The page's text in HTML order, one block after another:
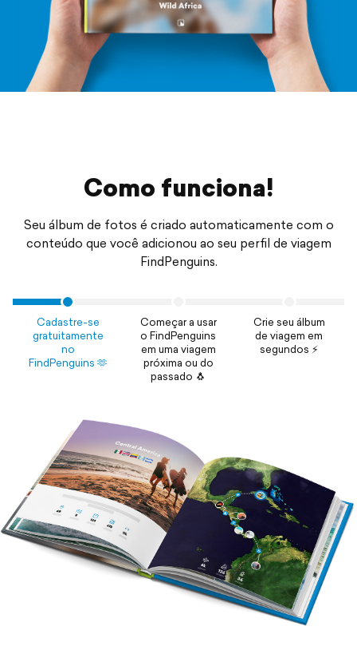
Como funciona!
Seu álbum de fotos é criado automaticamente com o
conteúdo que você adicionou ao seu perfil de viagem
FindPenguins.
Cadastre-se
gratuitamente
no
FindPenguins 🫶
Começar a usar
o FindPenguins
em uma viagem
próxima ou do
passado 🐧
Crie seu álbum
de viagem em
segundos ⚡️